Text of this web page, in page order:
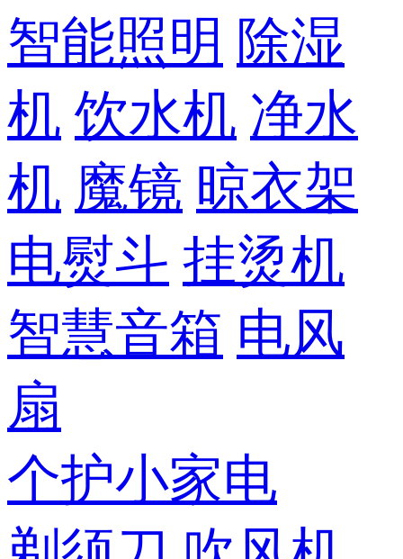
智能照明 除湿
机 饮水机 净水
机 魔镜 晾衣架
电熨斗 挂烫机
智慧音箱 电风
扇
个护小家电